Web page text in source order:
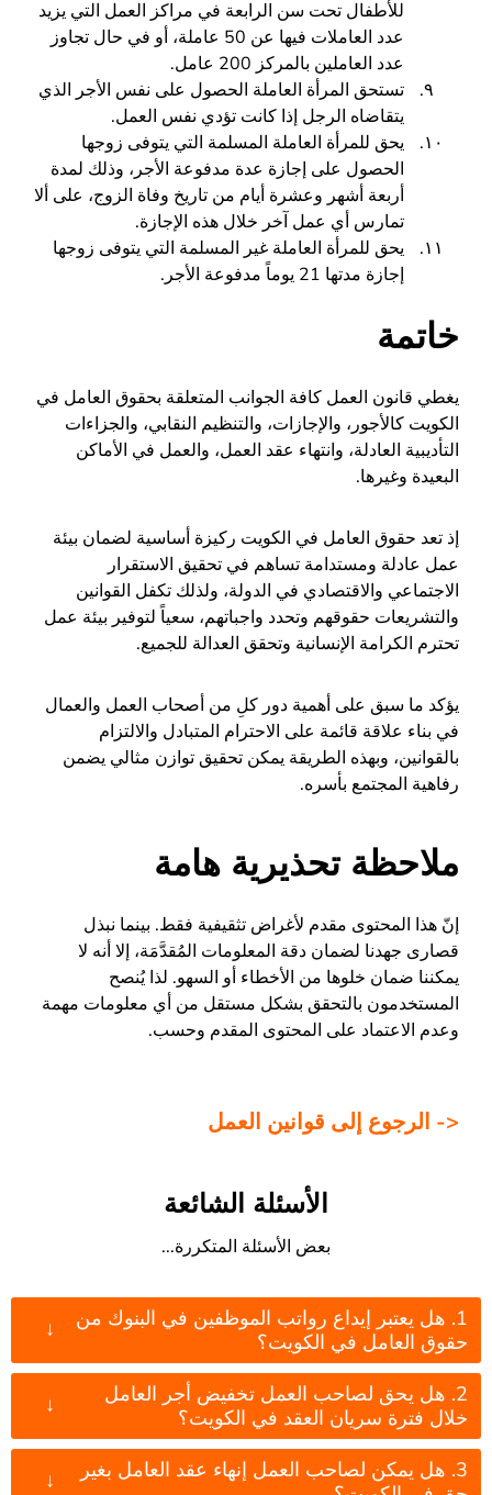
للأطفال تحت سن الرابعة في مراكز العمل التي يزيد
عدد العاملات فيها عن 50 عاملة، أو في حال تجاوز
عدد العاملين بالمركز 200 عامل.
تستحق المرأة العاملة الحصول على نفس الأجر الذي
يتقاضاه الرجل إذا كانت تؤدي نفس العمل.
يحق للمرأة العاملة المسلمة التي يتوفى زوجها
الحصول على إجازة عدة مدفوعة الأجر، وذلك لمدة
أربعة أشهر وعشرة أيام من تاريخ وفاة الزوج، على ألا
تمارس أي عمل آخر خلال هذه الإجازة.
يحق للمرأة العاملة غير المسلمة التي يتوفى زوجها
إجازة مدتها 21 يوماً مدفوعة الأجر.
خاتمة
يغطي قانون العمل كافة الجوانب المتعلقة بحقوق العامل في
الكويت كالأجور، والإجازات، والتنظيم النقابي، والجزاءات
التأديبية العادلة، وانتهاء عقد العمل، والعمل في الأماكن
البعيدة وغيرها.
إذ تعد حقوق العامل في الكويت ركيزة أساسية لضمان بيئة
عمل عادلة ومستدامة تساهم في تحقيق الاستقرار
الاجتماعي والاقتصادي في الدولة، ولذلك تكفل القوانين
والتشريعات حقوقهم وتحدد واجباتهم، سعياً لتوفير بيئة عمل
تحترم الكرامة الإنسانية وتحقق العدالة للجميع.
يؤكد ما سبق على أهمية دور كلِ من أصحاب العمل والعمال
في بناء علاقة قائمة على الاحترام المتبادل والالتزام
بالقوانين، وبهذه الطريقة يمكن تحقيق توازن مثالي يضمن
رفاهية المجتمع بأسره.
ملاحظة تحذيرية هامة
إنّ هذا المحتوى مقدم لأغراض تثقيفية فقط. بينما نبذل
قصارى جهدنا لضمان دقة المعلومات المُقدَّمَة، إلا أنه لا
يمكننا ضمان خلوها من الأخطاء أو السهو. لذا يُنصح
المستخدمون بالتحقق بشكل مستقل من أي معلومات مهمة
وعدم الاعتماد على المحتوى المقدم وحسب.
<- الرجوع إلى قوانين العمل
الأسئلة الشائعة
بعض الأسئلة المتكررة...
1. هل يعتبر إيداع رواتب الموظفين في البنوك من
حقوق العامل في الكويت؟
↓
2. هل يحق لصاحب العمل تخفيض أجر العامل
خلال فترة سريان العقد في الكويت؟
↓
3. هل يمكن لصاحب العمل إنهاء عقد العامل بغير
↓